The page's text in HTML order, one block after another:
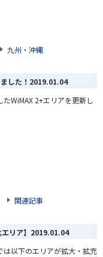
九州・沖縄
した！ 2019.01.04
WiMAX 2+エリアを更新し
関連記事
リア】 2019.01.04
以下のエリアが拡大・拡充